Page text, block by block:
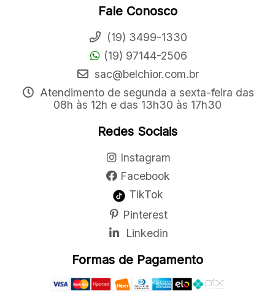
Fale Conosco
(19) 3499-1330
(19) 97144-2506
sac@belchior.com.br
Atendimento de segunda a sexta-feira das
08h às 12h e das 13h30 às 17h30
Redes Sociais
Instagram
Facebook
TikTok
Pinterest
Linkedin
Formas de Pagamento